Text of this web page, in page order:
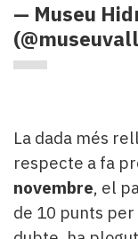
— Museu
La dada més
respecte a fa
novembre, el
de 10 punts